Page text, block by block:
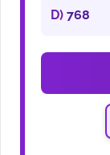
D) 768